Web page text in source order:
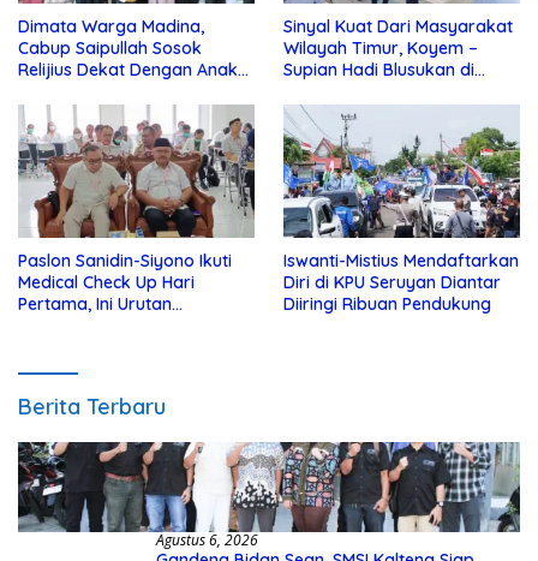
Dimata Warga Madina,
Cabup Saipullah Sosok
Relijius Dekat Dengan Anak
Sinyal Kuat Dari Masyarakat
Wilayah Timur, Koyem –
Supian Hadi Blusukan di
Paslon Sanidin-Siyono Ikuti
Medical Check Up Hari
Pertama, Ini Urutan
Iswanti-Mistius Mendaftarkan
Diri di KPU Seruyan Diantar
Diiringi Ribuan Pendukung
Berita Terbaru
Agustus 6, 2026